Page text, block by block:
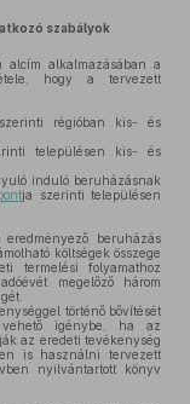
szabályok
alcím alkalmazásában a
hogy a tervezett
régióban kis- és
településen kis- és
induló beruházásnak
ja szerinti településen
beruházás
költségek összege
termelési folyamathoz
megelőző három
történő bővítését
vehető igénybe, ha az
az eredeti tevékenység
is használni tervezett
nyilvántartott könyv